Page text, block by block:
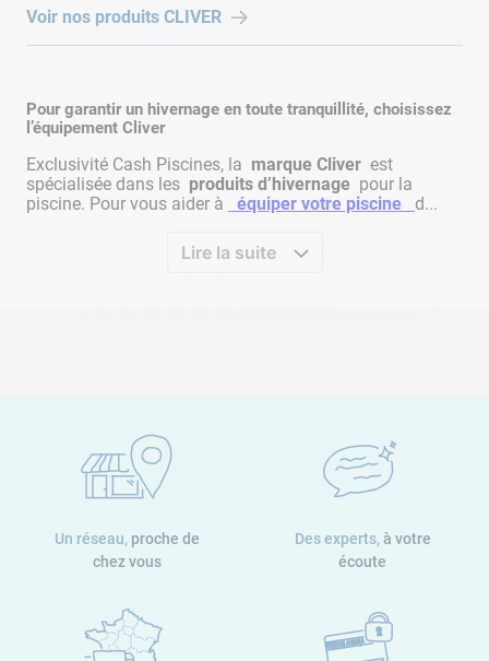
Voir nos produits CLIVER
Pour garantir un hivernage en toute tranquillité, choisissez
l’équipement Cliver
Exclusivité Cash Piscines, la marque Cliver est
spécialisée dans les produits d’hivernage pour la
piscine. Pour vous aider à
équiper votre piscine d...
Lire la suite
Un réseau, proche de
chez vous
Des experts, à votre
écoute